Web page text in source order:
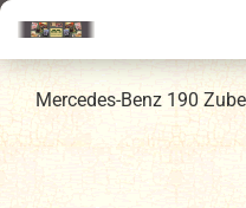
Mercedes-Benz 190